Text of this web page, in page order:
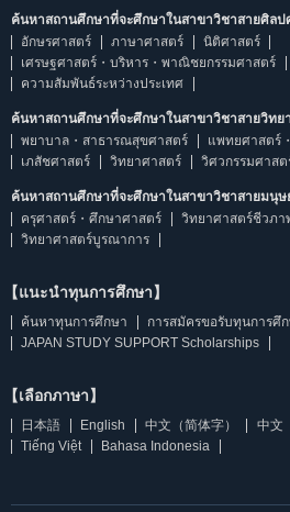
ค้นหาสถานศึกษาที่จะศึกษาในสาขาวิชาสายศิลป
อักษรศาสตร์
ภาษาศาสตร์
นิติศาสตร์
เศรษฐศาสตร์・บริหาร・พาณิชยกรรมศาสตร์
ความสัมพันธ์ระหว่างประเทศ
ค้นหาสถานศึกษาที่จะศึกษาในสาขาวิชาสายวิทย
พยาบาล・สาธารณสุขศาสตร์
แพทยศาสตร์
เภสัชศาสตร์
วิทยาศาสตร์ วิศวกรรมศาสต
ค้นหาสถานศึกษาที่จะศึกษาในสาขาวิชาสายมนุษ
ครุศาสตร์・ศึกษาศาสตร์
วิทยาศาสตร์ชีวภา
วิทยาศาสตร์บูรณาการ
【แนะนำทุนการศึกษา】
ค้นหาทุนการศึกษา
การสมัครขอรับทุนการศึ
JAPAN STUDY SUPPORT Scholarships
【เลือกภาษา】
日本語 English 中文（简体字） 中文
Tiếng Việt
Bahasa Indonesia